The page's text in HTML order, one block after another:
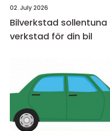
02. July 2026
Bilverkstad sollentuna så väljer du rätt
verkstad för din bil